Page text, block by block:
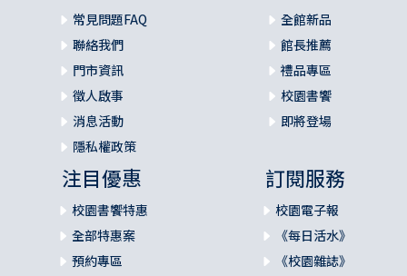
常見問題FAQ
聯絡我們
門市資訊
徵人啟事
消息活動
隱私權政策
全館新品
館長推薦
禮品專區
校園書饗
即將登場
注目優惠
校園書饗特惠
全部特惠案
預約專區
訂閱服務
校園電子報
《每日活水》
《校園雜誌》